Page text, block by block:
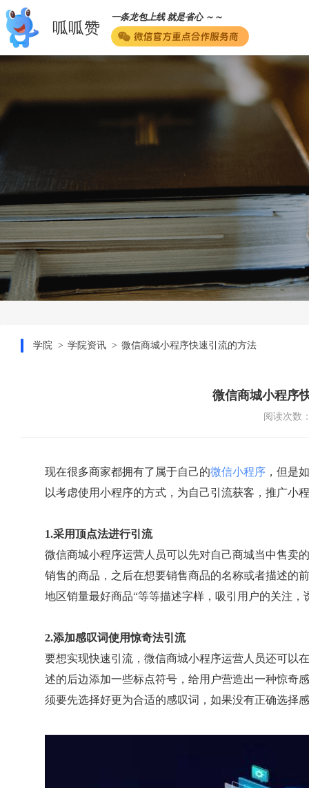
呱呱赞
一条龙包上线 就是省心 ～～
学院 学院资讯 微信商城小程序快速引流的方法
微信商城小程序
阅读次数
现在很多商家都拥有了属于自己的微信小程序 ，但是
以考虑使用小程序的方式，为自己引流获客，推广小
1.采用顶点法进行引流
微信商城小程序运营人员可以先对自己商城当中售卖
销售的商品，之后在想要销售商品的名称或者描述的
地区销量最好商品“等等描述字样，吸引用户的关注
2.添加感叹词使用惊奇法引流
要想实现快速引流，微信商城小程序运营人员还可以
述的后边添加一些标点符号，给用户营造出一种惊奇
须要先选择好更为合适的感叹词，如果没有正确选择